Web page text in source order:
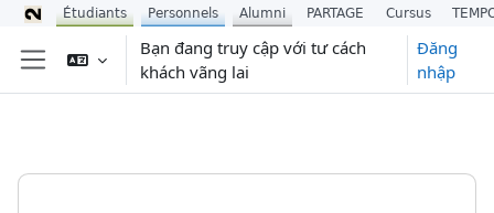
Chuyển tới nội dung chính
Bảng điều khiển cạnh
Bạn đang truy cập với tư cách
khách vãng lai
Đăng
nhập
Étudiants Personnels Alumni PARTAGE Cursus